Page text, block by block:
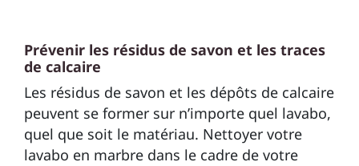
Prévenir les résidus de savon et les traces
de calcaire
Les résidus de savon et les dépôts de calcaire
peuvent se former sur n’importe quel lavabo,
quel que soit le matériau. Nettoyer votre
lavabo en marbre dans le cadre de votre